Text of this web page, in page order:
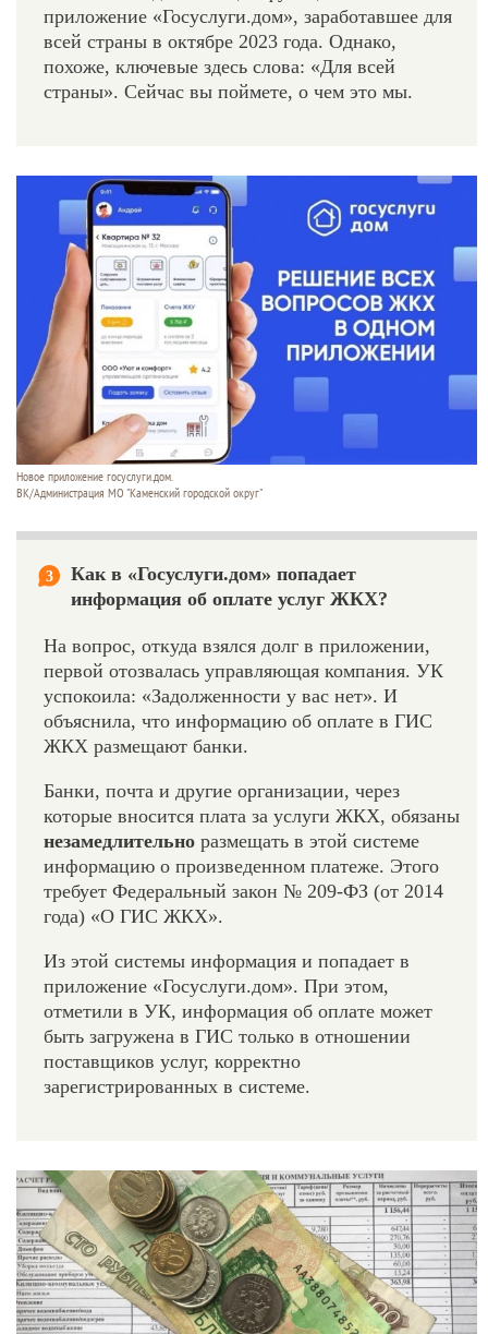
приложение «Госуслуги.дом», заработавшее для
всей страны в октябре 2023 года. Однако,
похоже, ключевые здесь слова: «Для всей
страны». Сейчас вы поймете, о чем это мы.
Новое приложение госуслуги.дом.
ВК/Администрация МО "Каменский городской округ"
3
Как в «Госуслуги.дом» попадает
информация об оплате услуг ЖКХ?
На вопрос, откуда взялся долг в приложении,
первой отозвалась управляющая компания. УК
успокоила: «Задолженности у вас нет». И
объяснила, что информацию об оплате в ГИС
ЖКХ размещают банки.
Банки, почта и другие организации, через
которые вносится плата за услуги ЖКХ, обязаны
незамедлительно размещать в этой системе
информацию о произведенном платеже. Этого
требует Федеральный закон № 209-ФЗ (от 2014
года) «О ГИС ЖКХ».
Из этой системы информация и попадает в
приложение «Госуслуги.дом». При этом,
отметили в УК, информация об оплате может
быть загружена в ГИС только в отношении
поставщиков услуг, корректно
зарегистрированных в системе.